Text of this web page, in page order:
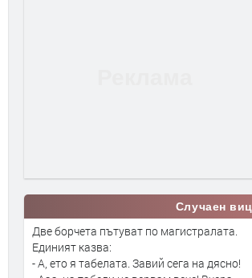
Случаен виц
Две борчета пътуват по магистралата.
Единият казва:
- А, ето я табелата. Завий сега на дясно!